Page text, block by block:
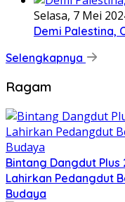
Selasa, 7 Mei
Demi Palestina,
Selengkapnya
Ragam
Bintang Dangdut Plus
Lahirkan Pedangdut
Budaya